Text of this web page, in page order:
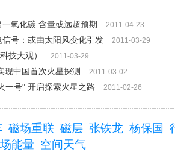
氧化碳 含量或远超预期
2011-04-23
号：或由太阳风变化引发 2011-03-29
技大观） 2011-03-29
现中国首次火星探测 2011-03-02
一号" 开启探索火星之路 2011-02-26
磁场重联 磁层 张铁龙 杨保国
能量 空间天气